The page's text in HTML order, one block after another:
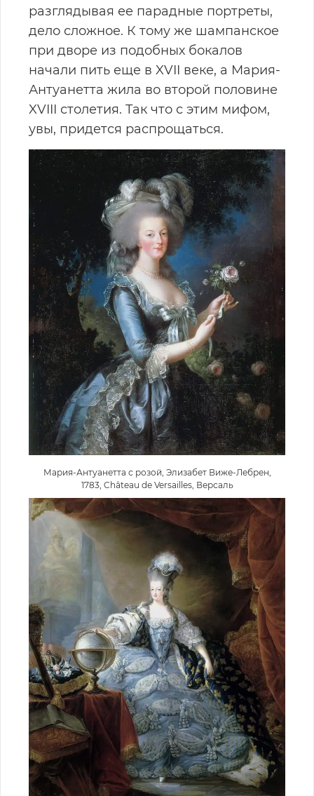
разглядывая ее парадные портреты,
дело сложное. К тому же шампанское
при дворе из подобных бокалов
начали пить еще в XVII веке, а Мария-
Антуанетта жила во второй половине
XVIII столетия. Так что с этим мифом,
увы, придется распрощаться.
Мария-Антуанетта с розой, Элизабет Виже-Лебрен,
1783, Château de Versailles, Версаль